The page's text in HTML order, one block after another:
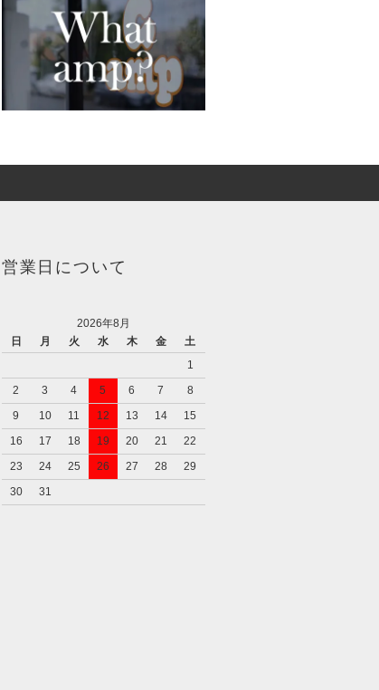
営業日について
2026年8月
日
月 火 水 木 金
土
1
2
3 4 5 6 7
8
9
10 11 12 13 14
15
16
17 18 19 20 21
22
23
24 25 26 27 28
29
30
31